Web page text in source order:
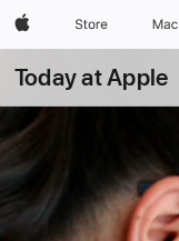
AppleStore Mac
Today at Apple